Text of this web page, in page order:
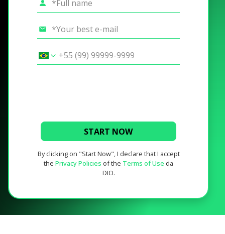
START NOW
By clicking on "Start Now", I declare that I accept
the Privacy Policies of the Terms of Use da
DIO.